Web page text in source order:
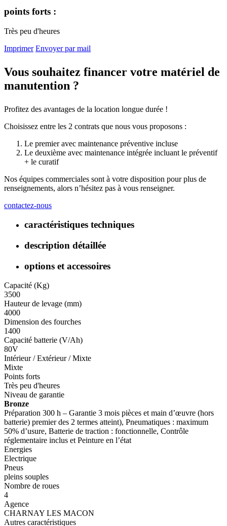
points forts :
Très peu d'heures
Imprimer Envoyer par mail
Vous souhaitez financer votre matériel de
manutention ?
Profitez des avantages de la location longue durée !
Choisissez entre les 2 contrats que nous vous proposons :
Le premier avec maintenance préventive incluse
Le deuxième avec maintenance intégrée incluant le préventif
+ le curatif
Nos équipes commerciales sont à votre disposition pour plus de
renseignements, alors n’hésitez pas à vous renseigner.
contactez-nous
caractéristiques techniques
description détaillée
options et accessoires
Capacité (Kg)
3500
Hauteur de levage (mm)
4000
Dimension des fourches
1400
Capacité batterie (V/Ah)
80V
Intérieur / Extérieur / Mixte
Mixte
Points forts
Très peu d'heures
Niveau de garantie
Bronze
Préparation 300 h – Garantie 3 mois pièces et main d’œuvre (hors
batterie) premier des 2 termes atteint), Pneumatiques : maximum
50% d’usure, Batterie de traction : fonctionnelle, Contrôle
réglementaire inclus et Peinture en l’état
Energies
Electrique
Pneus
pleins souples
Nombre de roues
4
Agence
CHARNAY LES MACON
Autres caractéristiques